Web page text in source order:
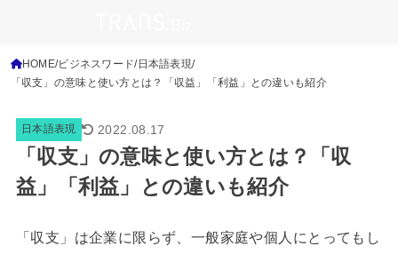
HOME ビジネスワード 日本語表現
「収支」の意味と使い方とは？「収益」「利益」との違いも紹介
日本語表現 2022.08.17
「収支」の意味と使い方とは？「収
益」「利益」との違いも紹介
「収支」は企業に限らず、一般家庭や個人にとってもし